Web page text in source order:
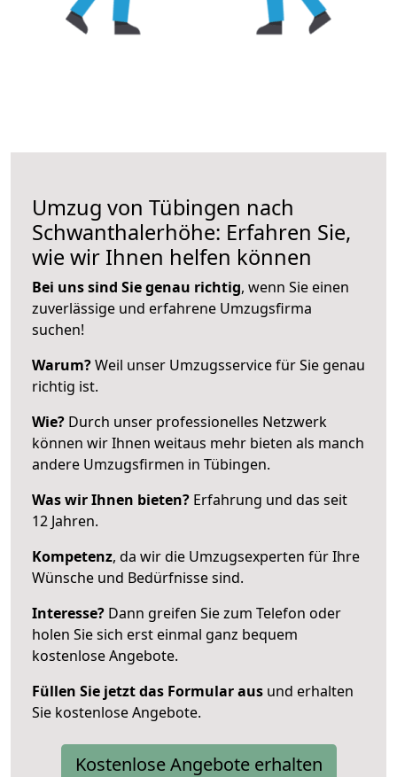
Umzug von Tübingen nach
Schwanthalerhöhe: Erfahren Sie,
wie wir Ihnen helfen können
Bei uns sind Sie genau richtig, wenn Sie einen
zuverlässige und erfahrene Umzugsfirma
suchen!
Warum?Weil unser Umzugsservice für Sie genau
richtig ist.
Wie? Durch unser professionelles Netzwerk
können wir Ihnen weitaus mehr bieten als manch
andere Umzugsfirmen in Tübingen.
Was wir Ihnen bieten? Erfahrung und das seit
12 Jahren.
Kompetenz, da wir die Umzugsexperten für Ihre
Wünsche und Bedürfnisse sind.
Interesse? Dann greifen Sie zum Telefon oder
holen Sie sich erst einmal ganz bequem
kostenlose Angebote.
Füllen Sie jetzt das Formular aus und erhalten
Sie kostenlose Angebote.
Kostenlose Angebote erhalten